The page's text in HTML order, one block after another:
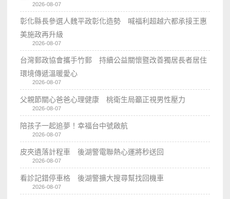
2026-08-07
彰化縣長參選人魏平政彰化造勢 喊福利超越六都承接王惠
美施政再升級
2026-08-07
台灣郵政協會攜手竹郵 持續公益關懷暨改善獨居長者居住
環境傳遞溫暖愛心
2026-08-07
父親節關心爸爸心理健康 桃衛生局籲正視男性壓力
2026-08-07
陪孩子一起追夢！幸福台中號啟航
2026-08-07
皮夾遺落計程車 後湖警電聯熱心運將秒送回
2026-08-07
看診記錯停車格 後湖警擴大搜尋幫找回機車
2026-08-07